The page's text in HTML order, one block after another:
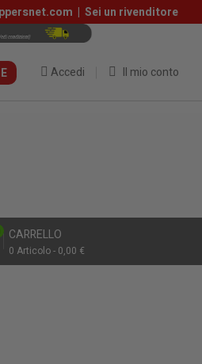
| Sei un rivenditore
Il mio conto
Accedi
CARRELLO
0 Articolo - 0,00 €